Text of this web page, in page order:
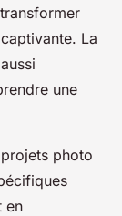
La
une
photo
en